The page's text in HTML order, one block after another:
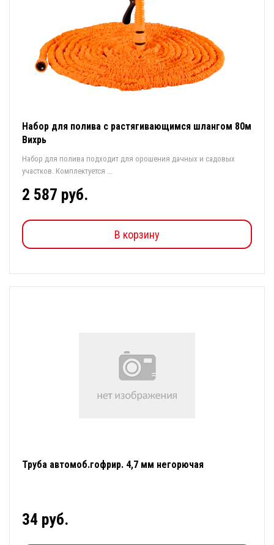
Набор для полива с растягивающимся шлангом 80м
Вихрь
Набор для полива подходит для орошения дачных и садовых
участков. Комплектуется ...
2 587 руб.
В корзину
Труба автомоб.гофрир. 4,7 мм негорючая
34 руб.